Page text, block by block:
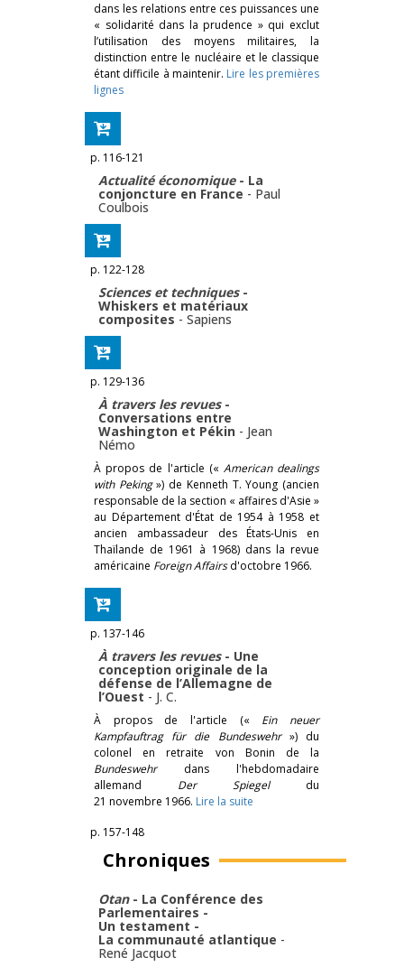
dans les relations entre ces puissances une
« solidarité dans la prudence » qui exclut
l’utilisation des moyens militaires, la
distinction entre le nucléaire et le classique
étant difficile à maintenir. Lire les premières
lignes
p. 116-121
Actualité économique- La
conjoncture en France - Paul
Coulbois
p. 122-128
Sciences et techniques-
Whiskers et matériaux
composites - Sapiens
p. 129-136
À travers les revues-
Conversations entre
Washington et Pékin - Jean
Némo
À propos de l'article (« American dealings
with Peking») de Kenneth T. Young (ancien
responsable de la section « affaires d'Asie »
au Département d'État de 1954 à 1958 et
ancien ambassadeur des États-Unis en
Thaïlande de 1961 à 1968) dans la revue
américaine Foreign Affairsd'octobre 1966.
p. 137-146
À travers les revues- Une
conception originale de la
défense de l’Allemagne de
l’Ouest - J. C.
À propos de l'article (« Ein neuer
Kampfauftrag für die Bundeswehr») du
colonel en retraite von Bonin de la
Bundeswehr dans l'hebdomadaire
allemand Der Spiegeldu
21 novembre 1966. Lire la suite
p. 157-148
Chroniques
Otan - La Conférence des
Parlementaires -
Un testament -
La communauté atlantique -
René Jacquot